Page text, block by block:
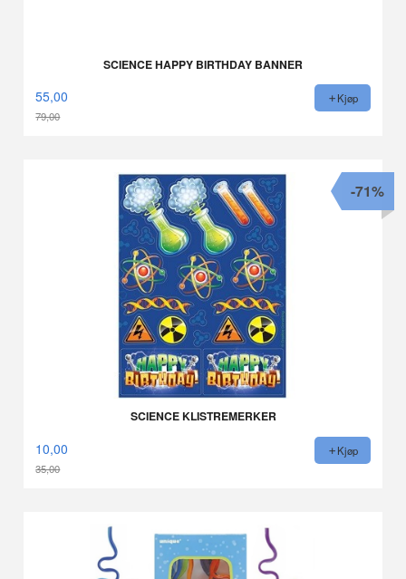
SCIENCE HAPPY BIRTHDAY BANNER
55,00
79,00
Kjøp
SCIENCE KLISTREMERKER
10,00
35,00
-71%
Kjøp